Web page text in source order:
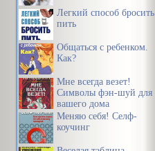
Легкий способ бросить
пить
Общаться с ребенком.
Как?
Мне всегда везет!
Символы фэн-шуй для
вашего дома
Меняю себя! Селф-
коучинг